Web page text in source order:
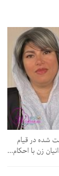
شده در قیام